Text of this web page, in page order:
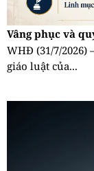
Vâng phục và
WHĐ (31/7/2026)
giáo luật của...